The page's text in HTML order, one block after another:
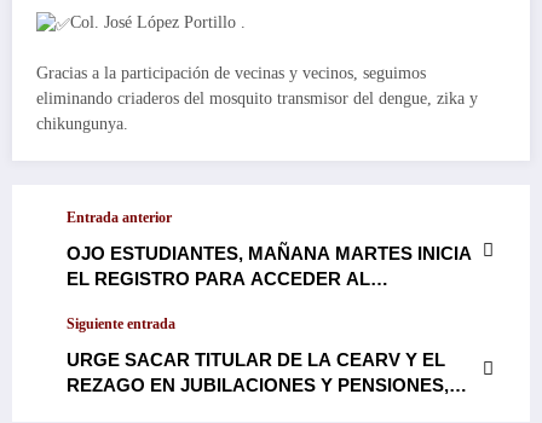
Col. José López Portillo .
Gracias a la participación de vecinas y vecinos, seguimos
eliminando criaderos del mosquito transmisor del dengue, zika y
chikungunya.
Entrada anterior
OJO ESTUDIANTES, MAÑANA MARTES INICIA
EL REGISTRO PARA ACCEDER AL
DUERMAN…
Siguiente entrada
URGE SACAR TITULAR DE LA CEARV Y EL
REZAGO EN JUBILACIONES Y PENSIONES,